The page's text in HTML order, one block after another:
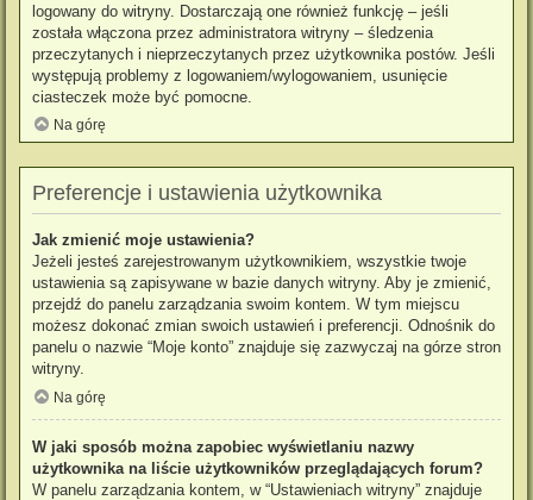
logowany do witryny. Dostarczają one również funkcję – jeśli
została włączona przez administratora witryny – śledzenia
przeczytanych i nieprzeczytanych przez użytkownika postów. Jeśli
występują problemy z logowaniem/wylogowaniem, usunięcie
ciasteczek może być pomocne.
Na górę
Preferencje i ustawienia użytkownika
Jak zmienić moje ustawienia?
Jeżeli jesteś zarejestrowanym użytkownikiem, wszystkie twoje
ustawienia są zapisywane w bazie danych witryny. Aby je zmienić,
przejdź do panelu zarządzania swoim kontem. W tym miejscu
możesz dokonać zmian swoich ustawień i preferencji. Odnośnik do
panelu o nazwie “Moje konto” znajduje się zazwyczaj na górze stron
witryny.
Na górę
W jaki sposób można zapobiec wyświetlaniu nazwy
użytkownika na liście użytkowników przeglądających forum?
W panelu zarządzania kontem, w “Ustawieniach witryny” znajduje